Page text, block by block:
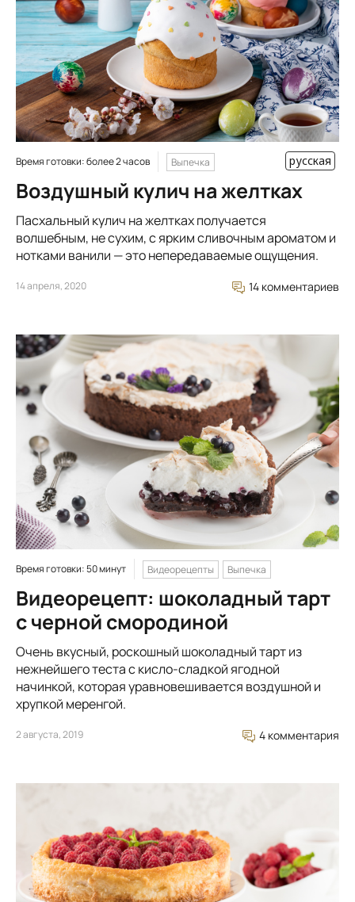
Время готовки: более 2 часов Выпечка русская
Воздушный кулич на желтках
Пасхальный кулич на желтках получается
волшебным, не сухим, с ярким сливочным ароматом и
нотками ванили — это непередаваемые ощущения.
14 апреля, 2020 14 комментариев
Время готовки: 50 минут Видеорецепты Выпечка
Видеорецепт: шоколадный тарт
с черной смородиной
Очень вкусный, роскошный шоколадный тарт из
нежнейшего теста с кисло-сладкой ягодной
начинкой, которая уравновешивается воздушной и
хрупкой меренгой.
2 августа, 2019 4 комментария